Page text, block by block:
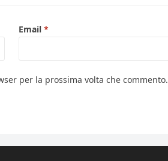
Email *
per la prossima volta che commento.